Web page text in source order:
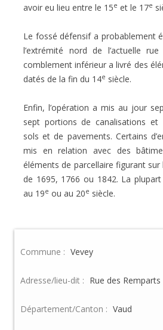
avoir eu lieu entre le 15e et le 17e
Le fossé défensif a probablement
l’extrémité nord de l’actuelle
comblement inférieur a livré des
datés de la fin du 14e siècle.
Enfin, l’opération a mis au jour
sept portions de canalisations et
solset de pavements. Certains
mis en relation avec des
éléments de parcellaire figurant
de 1695, 1766 ou 1842. La
au 19e ou au 20e siècle.
Commune : Vevey
Adresse/lieu-dit : Rue des Remparts
Département/Canton : Vaud